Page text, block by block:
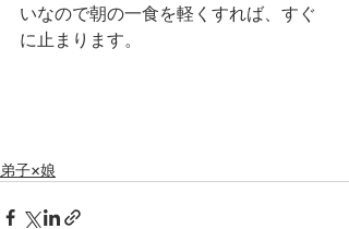
いなので朝の一食を軽くすれば、すぐ
に止まります。
弟子×娘